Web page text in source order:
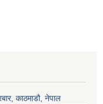
काठमाडौ, नेपाल